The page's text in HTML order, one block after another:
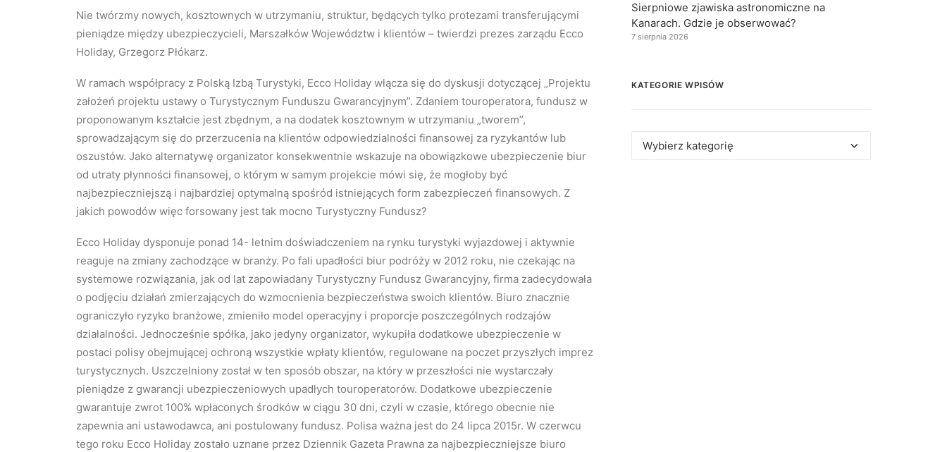
Nie twórzmy nowych, kosztownych w utrzymaniu, struktur, będących tylko protezami transferującymi
pieniądze między ubezpieczycieli, Marszałków Województw i klientów – twierdzi prezes zarządu Ecco
Holiday, Grzegorz Płókarz.
W ramach współpracy z Polską Izbą Turystyki, Ecco Holiday włącza się do dyskusji dotyczącej „Projektu
założeń projektu ustawy o Turystycznym Funduszu Gwarancyjnym”. Zdaniem touroperatora, fundusz w
proponowanym kształcie jest zbędnym, a na dodatek kosztownym w utrzymaniu „tworem”,
sprowadzającym się do przerzucenia na klientów odpowiedzialności finansowej za ryzykantów lub
oszustów. Jako alternatywę organizator konsekwentnie wskazuje na obowiązkowe ubezpieczenie biur
od utraty płynności finansowej, o którym w samym projekcie mówi się, że mogłoby być
najbezpieczniejszą i najbardziej optymalną spośród istniejących form zabezpieczeń finansowych. Z
jakich powodów więc forsowany jest tak mocno Turystyczny Fundusz?
Ecco Holiday dysponuje ponad 14- letnim doświadczeniem na rynku turystyki wyjazdowej i aktywnie
reaguje na zmiany zachodzące w branży. Po fali upadłości biur podróży w 2012 roku, nie czekając na
systemowe rozwiązania, jak od lat zapowiadany Turystyczny Fundusz Gwarancyjny, firma zadecydowała
o podjęciu działań zmierzających do wzmocnienia bezpieczeństwa swoich klientów. Biuro znacznie
ograniczyło ryzyko branżowe, zmieniło model operacyjny i proporcje poszczególnych rodzajów
działalności. Jednocześnie spółka, jako jedyny organizator, wykupiła dodatkowe ubezpieczenie w
postaci polisy obejmującej ochroną wszystkie wpłaty klientów, regulowane na poczet przyszłych imprez
turystycznych. Uszczelniony został w ten sposób obszar, na który w przeszłości nie wystarczały
pieniądze z gwarancji ubezpieczeniowych upadłych touroperatorów. Dodatkowe ubezpieczenie
gwarantuje zwrot 100% wpłaconych środków w ciągu 30 dni, czyli w czasie, którego obecnie nie
zapewnia ani ustawodawca, ani postulowany fundusz. Polisa ważna jest do 24 lipca 2015r. W czerwcu
tego roku Ecco Holiday zostało uznane przez Dziennik Gazeta Prawna za najbezpieczniejsze biuro
Sierpniowe zjawiska astronomiczne na
Kanarach. Gdzie je obserwować?
7 sierpnia 2026
KATEGORIE WPISÓW
Kategorie